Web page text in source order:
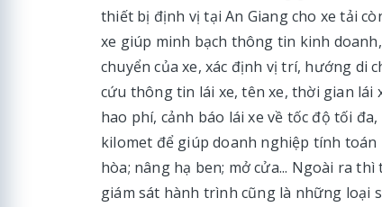
thiết bị định vị tại An Giang cho xe tải
xe giúp minh bạch thông tin kinh
chuyển của xe, xác định vị trí, hướng di
cứu thông tin lái xe, tên xe, thời gian lái
hao phí, cảnh báo lái xe về tốc độ tối
kilomet để giúp doanh nghiệp tính
hòa; nâng hạ ben; mở cửa... Ngoài ra
giám sát hành trình cũng là những loại